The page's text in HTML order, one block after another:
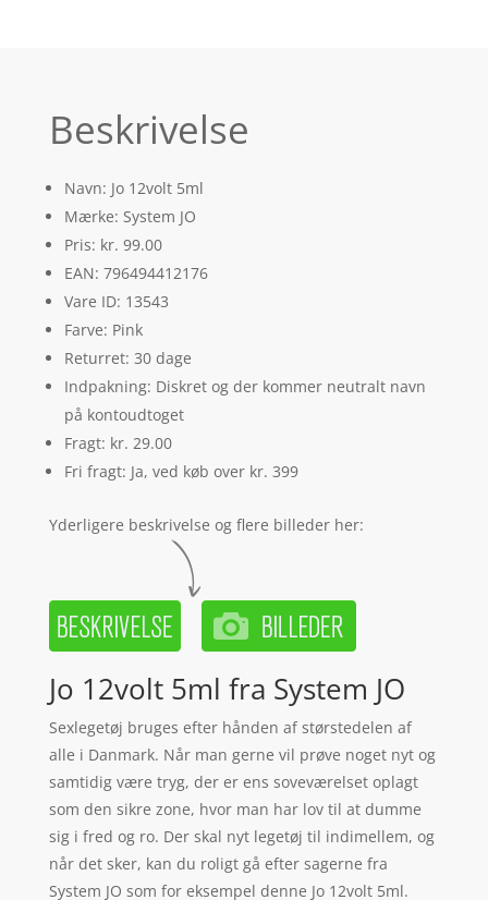
Beskrivelse
Navn: Jo 12volt 5ml
Mærke: System JO
Pris: kr. 99.00
EAN: 796494412176
Vare ID: 13543
Farve: Pink
Returret: 30 dage
Indpakning: Diskret og der kommer neutralt navn
på kontoudtoget
Fragt: kr. 29.00
Fri fragt: Ja, ved køb over kr. 399
Yderligere beskrivelse og flere billeder her:
Jo 12volt 5ml fra System JO
Sexlegetøj bruges efter hånden af størstedelen af
alle i Danmark. Når man gerne vil prøve noget nyt og
samtidig være tryg, der er ens soveværelset oplagt
som den sikre zone, hvor man har lov til at dumme
sig i fred og ro. Der skal nyt legetøj til indimellem, og
når det sker, kan du roligt gå efter sagerne fra
System JO som for eksempel denne Jo 12volt 5ml.